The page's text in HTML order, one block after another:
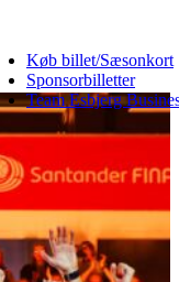
Køb billet/Sæsonkort
Sponsorbilletter
Team Esbjerg